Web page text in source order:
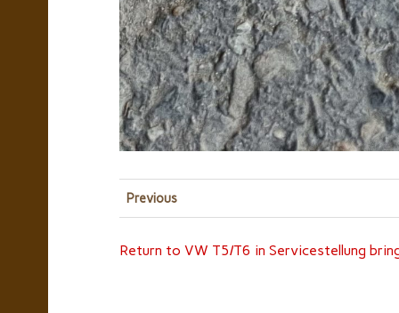
Previous
Return to VW T5/T6 in Servicestellung